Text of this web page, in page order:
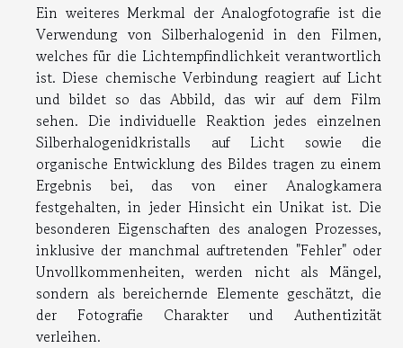
Ein weiteres Merkmal der Analogfotografie ist die
Verwendung von Silberhalogenid in den Filmen,
welches für die Lichtempfindlichkeit verantwortlich
ist. Diese chemische Verbindung reagiert auf Licht
und bildet so das Abbild, das wir auf dem Film
sehen. Die individuelle Reaktion jedes einzelnen
Silberhalogenidkristalls auf Licht sowie die
organische Entwicklung des Bildes tragen zu einem
Ergebnis bei, das von einer Analogkamera
festgehalten, in jeder Hinsicht ein Unikat ist. Die
besonderen Eigenschaften des analogen Prozesses,
inklusive der manchmal auftretenden "Fehler" oder
Unvollkommenheiten, werden nicht als Mängel,
sondern als bereichernde Elemente geschätzt, die
der Fotografie Charakter und Authentizität
verleihen.